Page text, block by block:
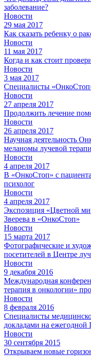
заболевание?
Новости
29 мая 2017
Как сказать ребенку о
Новости
11 мая 2017
Когда и как стоит
Новости
3 мая 2017
Специалисты
Новости
27 апреля 2017
Продолжить лечение
Новости
26 апреля 2017
Научная деятельность
меланомы лучевой
Новости
4 апреля 2017
В «ОнкоСтоп» с
психолог
Новости
4 апреля 2017
Экспозиция «Цветной
Зверева в «ОнкоСтоп»
Новости
15 марта 2017
Фотографические и
посетителей в Центре
Новости
9 декабря 2016
Международная
терапия в онкологии»
Новости
8 февраля 2016
Специалисты
докладами на
Новости
30 сентября 2015
Открываем новые